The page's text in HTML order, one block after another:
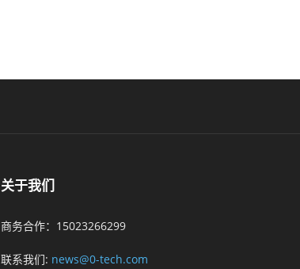
关于我们
商务合作：15023266299
联系我们: news@0-tech.com